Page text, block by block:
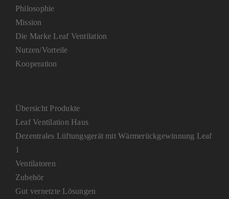
Philosophie
Mission
Die Marke Leaf Ventilation
Nutzen/Vorteile
Kooperation
Übersicht Produkte
Leaf Ventilation Haus
Dezentrales Lüftungsgerät mit Wärmerückgewinnung Leaf
1
Ventilatoren
Zubehör
Gut vernetzte Lösungen